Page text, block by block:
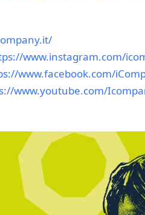
www.instagram.com/
www.facebook.com/
www.youtube.com/